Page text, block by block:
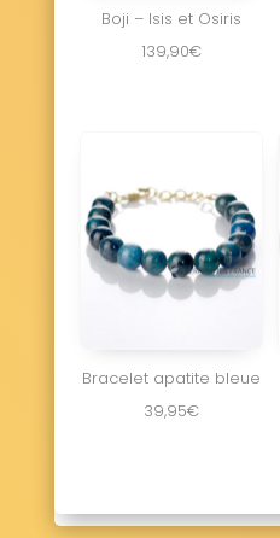
Boji – Isis et Osiris
139,90€
Bracelet apatite bleue
39,95€